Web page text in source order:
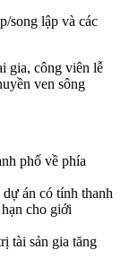
song lập và các
gia, công viên lễ
ven sông
phố về phía
án có tính thanh
cho giới
tài sản gia tăng